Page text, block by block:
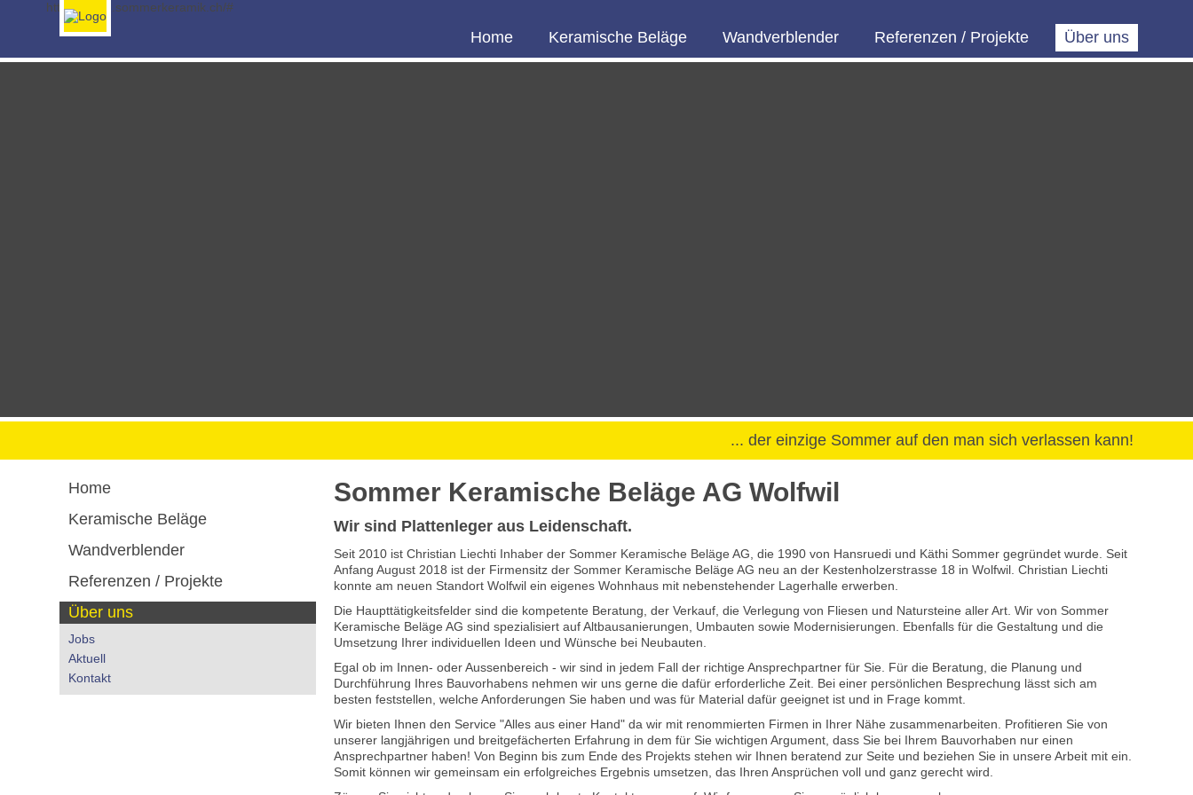
http://www2.sommerkeramik.ch/#
Home Keramische Beläge Wandverblender Referenzen / Projekte Über uns
... der einzige Sommer auf den man sich verlassen kann!
Home
Keramische Beläge
Wandverblender
Referenzen / Projekte
Über uns
Jobs
Aktuell
Kontakt
Sommer Keramische Beläge AG Wolfwil
Wir sind Plattenleger aus Leidenschaft.
Seit 2010 ist Christian Liechti Inhaber der Sommer Keramische Beläge AG, die 1990 von Hansruedi und Käthi Sommer gegründet wurde. Seit
Anfang August 2018 ist der Firmensitz der Sommer Keramische Beläge AG neu an der Kestenholzerstrasse 18 in Wolfwil. Christian Liechti
konnte am neuen Standort Wolfwil ein eigenes Wohnhaus mit nebenstehender Lagerhalle erwerben.
Die Haupttätigkeitsfelder sind die kompetente Beratung, der Verkauf, die Verlegung von Fliesen und Natursteine aller Art. Wir von Sommer
Keramische Beläge AG sind spezialisiert auf Altbausanierungen, Umbauten sowie Modernisierungen. Ebenfalls für die Gestaltung und die
Umsetzung Ihrer individuellen Ideen und Wünsche bei Neubauten.
Egal ob im Innen- oder Aussenbereich - wir sind in jedem Fall der richtige Ansprechpartner für Sie. Für die Beratung, die Planung und
Durchführung Ihres Bauvorhabens nehmen wir uns gerne die dafür erforderliche Zeit. Bei einer persönlichen Besprechung lässt sich am
besten feststellen, welche Anforderungen Sie haben und was für Material dafür geeignet ist und in Frage kommt.
Wir bieten Ihnen den Service "Alles aus einer Hand" da wir mit renommierten Firmen in Ihrer Nähe zusammenarbeiten. Profitieren Sie von
unserer langjährigen und breitgefächerten Erfahrung in dem für Sie wichtigen Argument, dass Sie bei Ihrem Bauvorhaben nur einen
Ansprechpartner haben! Von Beginn bis zum Ende des Projekts stehen wir Ihnen beratend zur Seite und beziehen Sie in unsere Arbeit mit ein.
Somit können wir gemeinsam ein erfolgreiches Ergebnis umsetzen, das Ihren Ansprüchen voll und ganz gerecht wird.